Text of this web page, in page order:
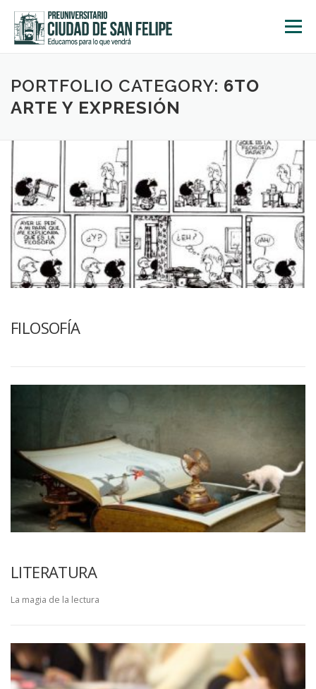
contenido
Menú
INICIO NOSOTROS ÁREA ACADÉMICA
PORTFOLIO CATEGORY: 6TO
ARTE Y EXPRESIÓN
FILOSOFÍA
LITERATURA
La magia de la lectura